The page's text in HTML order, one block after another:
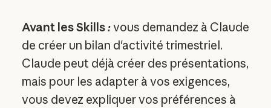
Avant les Skills:vous demandez à Claude
de créer un bilan d'activité trimestriel.
Claude peut déjà créer des présentations,
mais pour les adapter à vos exigences,
vous devez expliquer vos préférences à